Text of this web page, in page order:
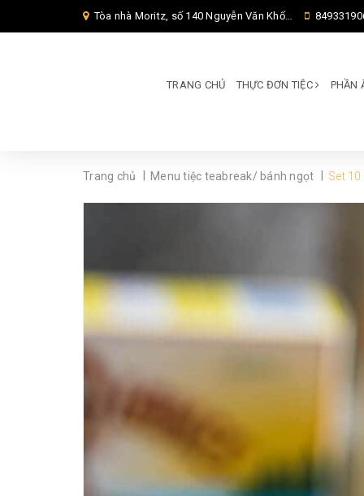
Tòa nhà Moritz, số 140 Nguyễn Văn Khối, Phường Thông Tây Hội, Thành phố Hồ Chí Minh, TP Hồ Chí Minh,
TRANG CHỦ THỰC ĐƠN TIỆC PHẦN
Trang chủ Menu tiệc teabreak/ bánh ngọt Set